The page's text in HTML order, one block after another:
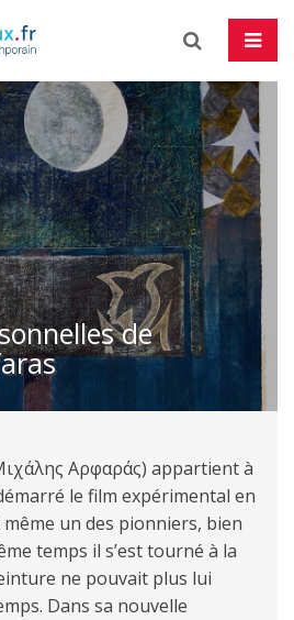
de
Αρφαράς) appartient à
le film expérimental en
un des pionniers, bien
temps il s’est tourné à la
ne pouvait plus lui
Dans sa nouvelle